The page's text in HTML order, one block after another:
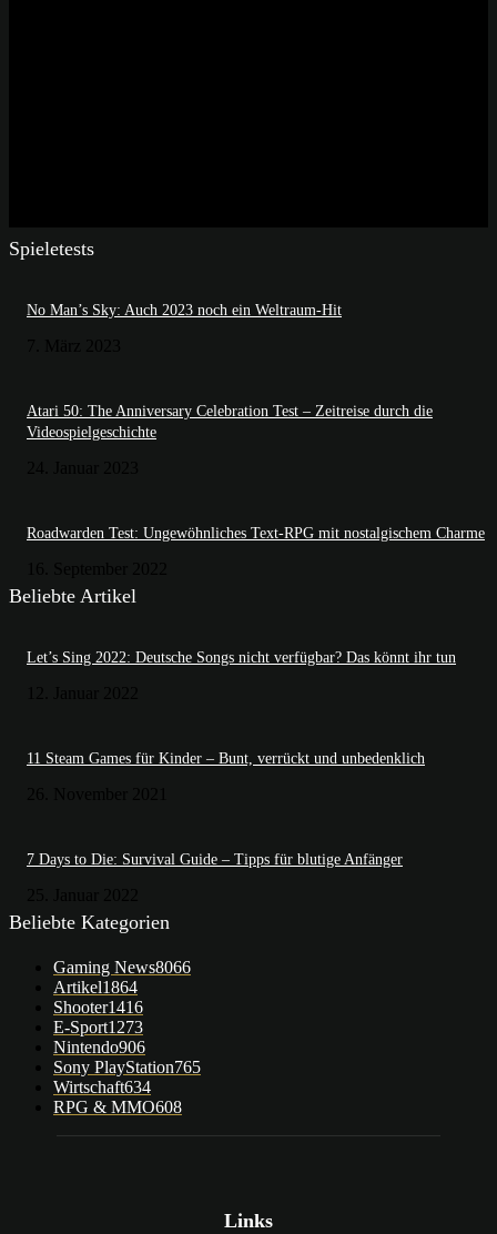
Spieletests
No Man’s Sky: Auch 2023 noch ein Weltraum-Hit
Atari 50: The Anniversary Celebration Test – Zeitreise durch die
Videospielgeschichte
Roadwarden Test: Ungewöhnliches Text-RPG mit nostalgischem Charme
Beliebte Artikel
Let’s Sing 2022: Deutsche Songs nicht verfügbar? Das könnt ihr tun
11 Steam Games für Kinder – Bunt, verrückt und unbedenklich
7 Days to Die: Survival Guide – Tipps für blutige Anfänger
Beliebte Kategorien
Gaming News8066
Artikel1864
Shooter1416
E-Sport1273
Nintendo906
Sony PlayStation765
Wirtschaft634
RPG & MMO608
Links